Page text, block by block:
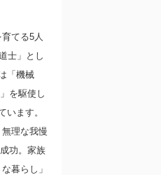
てる5人
士」とし
「機械
を駆使し
います。
理な我慢
功。家族
暮らし」